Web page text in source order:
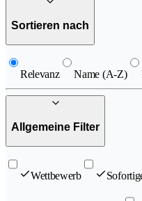
Sortieren nach
Relevanz Name (A-Z)
Allgemeine Filter
Wettbewerb